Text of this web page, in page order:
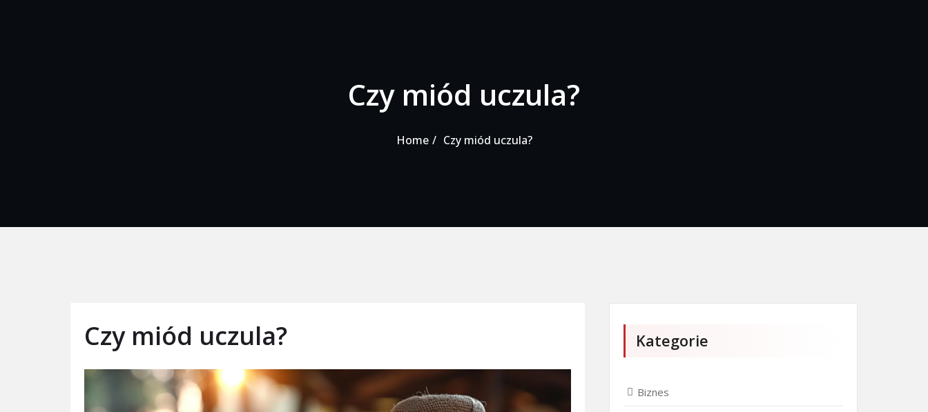
Czy miód uczula?
Home Czy miód uczula?
Czy miód uczula? Kategorie
Biznes